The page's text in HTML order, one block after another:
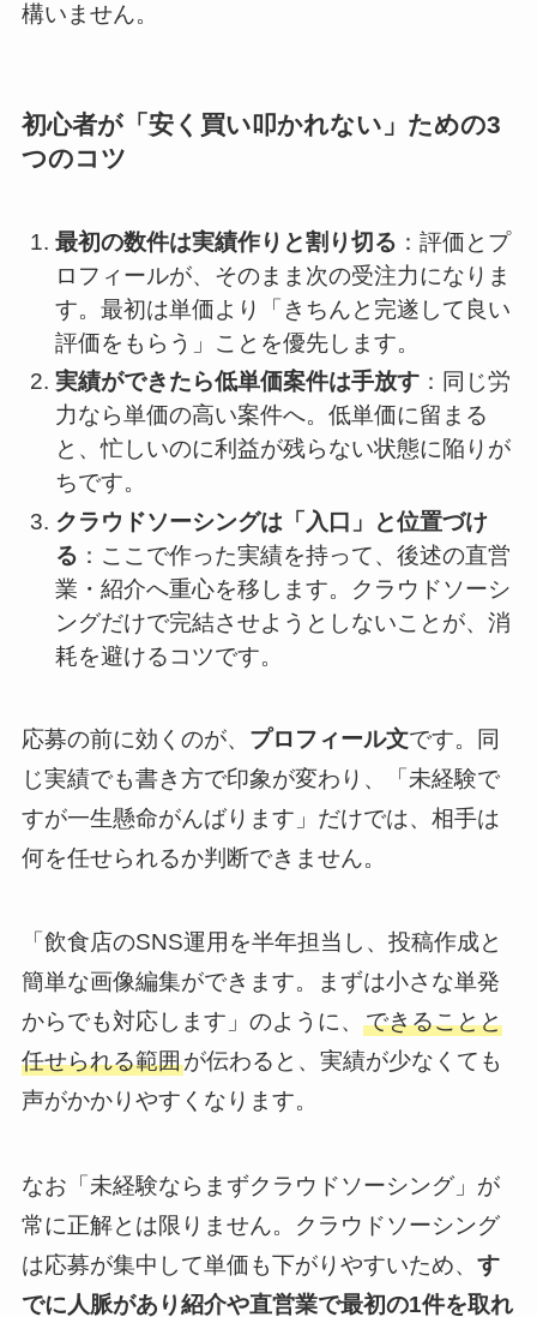
構いません。
初心者が「安く買い叩かれない」ための3
つのコツ
最初の数件は実績作りと割り切る ：評価とプ
ロフィールが、そのまま次の受注力になりま
す。最初は単価より「きちんと完遂して良い
評価をもらう」ことを優先します。
実績ができたら低単価案件は手放す ：同じ労
力なら単価の高い案件へ。低単価に留まる
と、忙しいのに利益が残らない状態に陥りが
ちです。
クラウドソーシングは「入口」と位置づけ
る ：ここで作った実績を持って、後述の直営
業・紹介へ重心を移します。クラウドソーシ
ングだけで完結させようとしないことが、消
耗を避けるコツです。
応募の前に効くのが、 プロフィール文です。同
じ実績でも書き方で印象が変わり、「未経験で
すが一生懸命がんばります」だけでは、相手は
何を任せられるか判断できません。
「飲食店のSNS運用を半年担当し、投稿作成と
簡単な画像編集ができます。まずは小さな単発
からでも対応します」のように、 できることと
任せられる範囲が伝わると、実績が少なくても
声がかかりやすくなります。
なお「未経験ならまずクラウドソーシング」が
常に正解とは限りません。クラウドソーシング
は応募が集中して単価も下がりやすいため、 す
でに人脈があり紹介や直営業で最初の1件を取れ